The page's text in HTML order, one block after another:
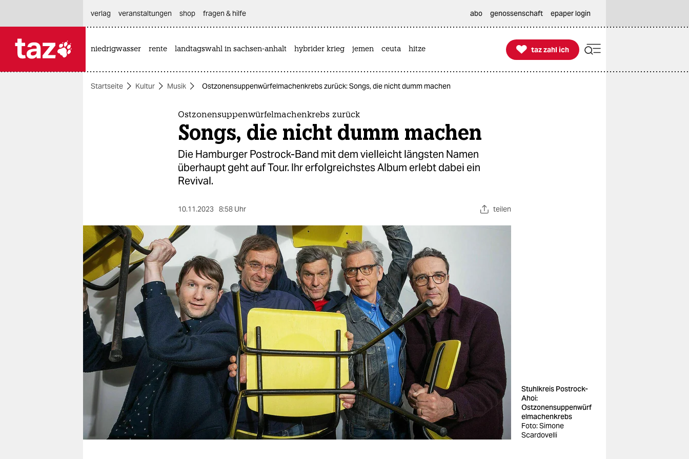
themen
berlin
nord
wahrheit
verlag
verlag
veranstaltungen
shop
fragen & hilfe
unterstützen
abo
genossenschaft
verlag
veranstaltungen shop fragen & hilfe abo genossenschaft epaper login
niedrigwasser rente landtagswahl in sachsen-anhalt hybrider krieg jemen ceuta hitze 
taz zahl ich
taz zahl ich
Startseite Kultur Musik Ostzonensuppenwürfelmachenkrebs zurück: Songs, die nicht dumm machen
Ostzonensuppenwürfelmachenkrebs zurück
Songs, die nicht dumm machen
Die Hamburger Postrock-Band mit dem vielleicht längsten Namen
überhaupt geht auf Tour. Ihr erfolgreichstes Album erlebt dabei ein
Revival.
10.11.2023 8:58 Uhr teilen
Stuhlkreis Postrock-
Ahoi:
Ostzonensuppenwürf
elmachenkrebs
Foto: Simone
Scardovelli